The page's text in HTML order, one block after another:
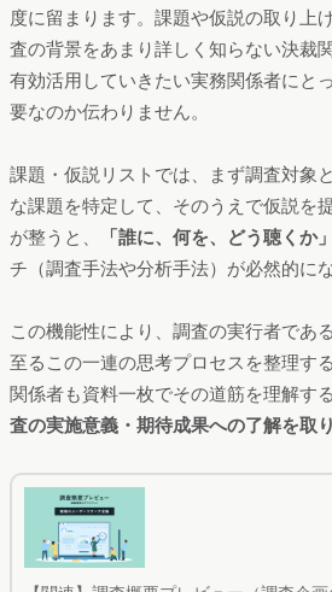
度に留まります。課題や仮説の取り上
査の背景をあまり詳しく知らない決裁
有効活用していきたい実務関係者にと
要なのか伝わりません。
課題・仮説リストでは、まず調査対象
な課題を特定して、そのうえで仮説を
が整うと、
「誰に、何を、どう聴くか」
チ（調査手法や分析手法）が必然的にな
この機能性により、調査の実行者であ
至るこの一連の思考プロセスを整理す
関係者も資料一枚でその道筋を理解す
査の実施意義・期待成果への了解を取